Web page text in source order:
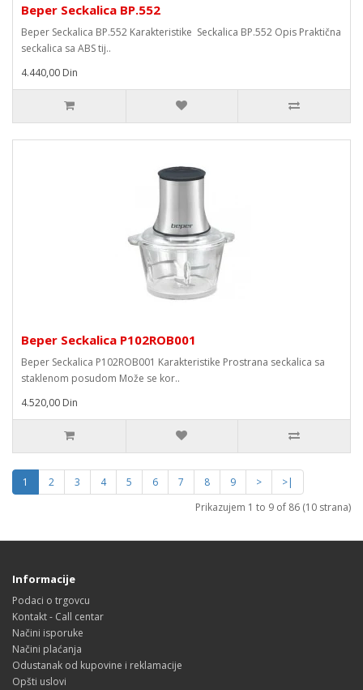
Beper Seckalica BP.552
Beper Seckalica BP.552 Karakteristike Seckalica BP.552 Opis Praktična
seckalica sa ABS tij..
4.440,00 Din
Beper Seckalica P102ROB001
Beper Seckalica P102ROB001 Karakteristike Prostrana seckalica sa
staklenom posudom Može se kor..
4.520,00 Din
1 2 3 4 5 6 7 8 9 >
>|
Prikazujem 1 to 9 of 86 (10 strana)
Informacije
Podaci o trgovcu
Kontakt - Call centar
Načini isporuke
Načini plaćanja
Odustanak od kupovine i reklamacije
Opšti uslovi